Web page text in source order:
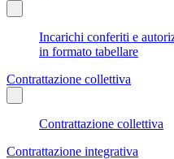
Incarichi conferiti e
in formato tabellare
Contrattazione collettiva
Contrattazione collettiva
Contrattazione integrativa